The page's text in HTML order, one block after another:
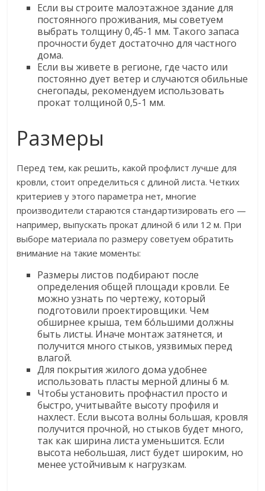
Если вы строите малоэтажное здание для
постоянного проживания, мы советуем
выбрать толщину 0,45-1 мм. Такого запаса
прочности будет достаточно для частного
дома.
Если вы живете в регионе, где часто или
постоянно дует ветер и случаются обильные
снегопады, рекомендуем использовать
прокат толщиной 0,5-1 мм.
Размеры
Перед тем, как решить, какой профлист лучше для
кровли, стоит определиться с длиной листа. Четких
критериев у этого параметра нет, многие
производители стараются стандартизировать его —
например, выпускать прокат длиной 6 или 12 м. При
выборе материала по размеру советуем обратить
внимание на такие моменты:
Размеры листов подбирают после
определения общей площади кровли. Ее
можно узнать по чертежу, который
подготовили проектировщики. Чем
обширнее крыша, тем бо́льшими должны
быть листы. Иначе монтаж затянется, и
получится много стыков, уязвимых перед
влагой.
Для покрытия жилого дома удобнее
использовать пласты мерной длины 6 м.
Чтобы установить профнастил просто и
быстро, учитывайте высоту профиля и
нахлест. Если высота волны большая, кровля
получится прочной, но стыков будет много,
так как ширина листа уменьшится. Если
высота небольшая, лист будет широким, но
менее устойчивым к нагрузкам.